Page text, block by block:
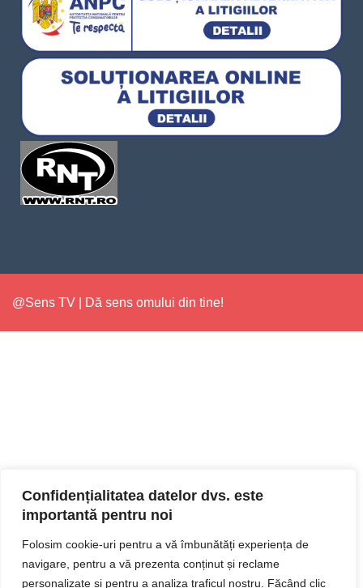
Confidențialitatea datelor dvs. este
importantă pentru noi
Folosim cookie-uri pentru a vă îmbunătăți experiența de
navigare, pentru a vă prezenta conținut și reclame
personalizate și pentru a analiza traficul nostru. Făcând clic
@Sens TV | Dă sens omului din tine!